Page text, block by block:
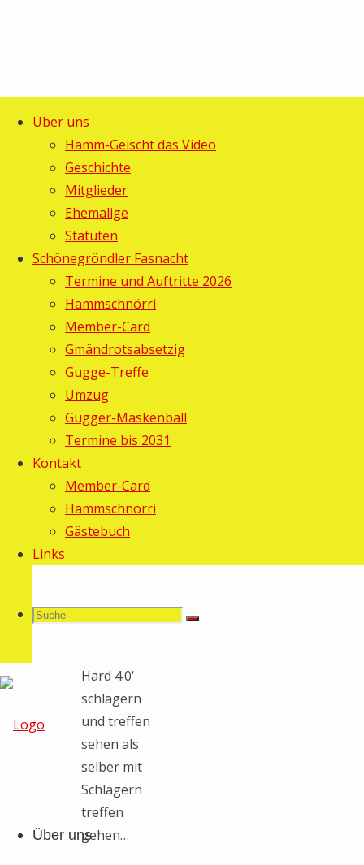
Über uns
Hamm-Geischt das Video
Geschichte
Mitglieder
Ehemalige
Statuten
Schönegröndler Fasnacht
Termine und Auftritte 2026
Hammschnörri
Member-Card
Gmändrotsabsetzig
Gugge-Treffe
Umzug
Gugger-Maskenball
Termine bis 2031
Kontakt
Member-Card
Hammschnörri
Gästebuch
Links
Suche
Suchen
Suche
Guggemusig
Lömpe
springenÜber uns
Start
Termine
Guggerstamm:
Minigolf
Guggerstamm:
Minigolf
Gebi26.
Juni 2007
26. Juni
2007
Termine
Na ja, einen
Vereins-
Minigolf-
Meister
noch immer
nicht!
Warum? Die
Stammteilnehmer
spontan
Hard 4.0‘
schlägern
und treffen
sehen als
selber mit
Schlägern
treffen
gehen…
Lömpe, Schönengrund